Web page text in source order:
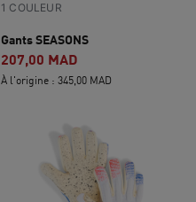
1 COULEUR
Gants SEASONS
207,00 MAD
À l'origine : 345,00 MAD